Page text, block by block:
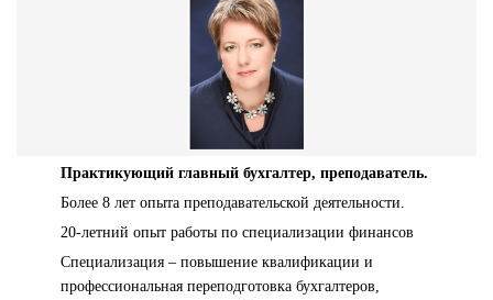
Практикующий главный бухгалтер, преподаватель.
Более 8 лет опыта преподавательской деятельности.
20-летний опыт работы по специализации финансов
Специализация – повышение квалификации и
профессиональная переподготовка бухгалтеров,